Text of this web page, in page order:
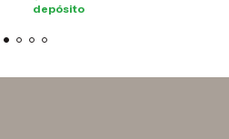
depósito